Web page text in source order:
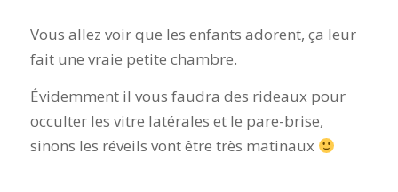
Vous allez voir que les enfants adorent, ça leur
fait une vraie petite chambre.
Évidemment il vous faudra des rideaux pour
occulter les vitre latérales et le pare-brise,
sinons les réveils vont être très matinaux